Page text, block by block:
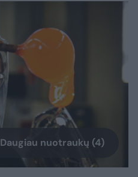
Daugiau nuotraukų (4)